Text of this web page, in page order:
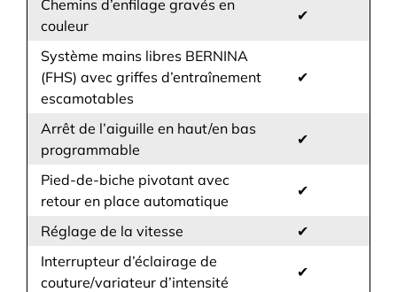
votre ouvrage. De plus, le pied-de-biche peut être
pivoté sur le côté pour un accès pratique aux
aiguilles. Grâce au levier de pied à deux niveaux,
même les ouvrages épais ou multicouches peuvent
être positionnés facilement et avec précision.
COUSEZ SELON VOS ENVIES
Arrêt d’aiguille programmable
Curseur de vitesse de couture
Éclairage de couture avec variateur d’intensité
Grâce à la pédale BERNINA, vous pouvez coudre
avec précision point par point, et la fonction back-
kick vous permet de relever ou d’abaisser l’aiguille
Chemins d’enfilage gravés en
couleur
✔
Système mains libres BERNINA
(FHS) avec griffes d’entraînement
escamotables
✔
Arrêt de l’aiguille en haut/en bas
programmable
✔
Pied-de-biche pivotant avec
retour en place automatique
✔
Réglage de la vitesse
✔
Interrupteur d’éclairage de
couture/variateur d’intensité
✔